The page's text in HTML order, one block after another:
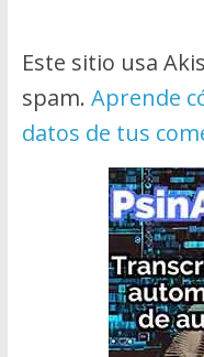
Este sitio usa
spam. Aprende
datos de tus